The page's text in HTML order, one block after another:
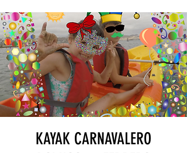
KAYAK CARNAVALERO